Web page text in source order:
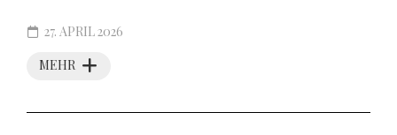
MEHR
27. APRIL 2026